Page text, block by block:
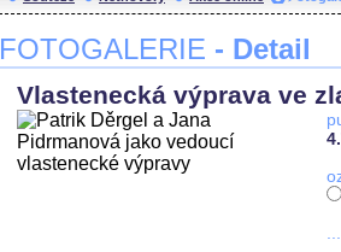
FOTOGALERIE - Detail
Vlastenecká výprava ve